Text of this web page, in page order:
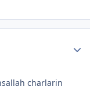
charlarin